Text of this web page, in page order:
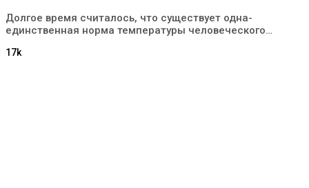
Долгое время считалось, что существует одна-
единственная норма температуры человеческого…
17k